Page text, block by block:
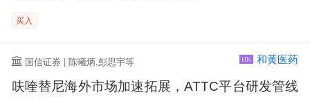
买入
国信证券 | 陈曦炳,彭思宇等 HK 和黄医药
呋喹替尼海外市场加速拓展，ATTC平台研发管线